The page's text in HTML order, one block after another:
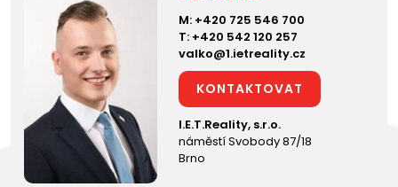
M: +420 725 546 700
T: +420 542 120 257
valko@1.ietreality.cz
KONTAKTOVAT
I.E.T.Reality, s.r.o.
náměstí Svobody 87/18
Brno